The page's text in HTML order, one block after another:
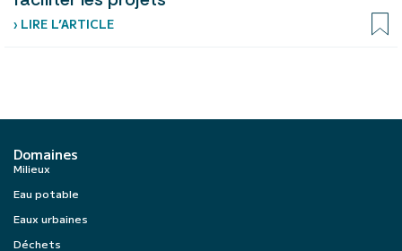
› LIRE L’ARTICLE
Domaines
Milieux
Eau potable
Eaux urbaines
Déchets